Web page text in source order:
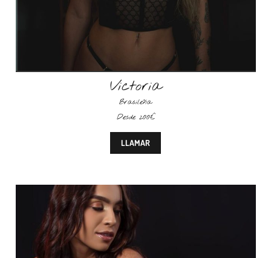
Victoria
Brasileña
Desde 200€
LLAMAR